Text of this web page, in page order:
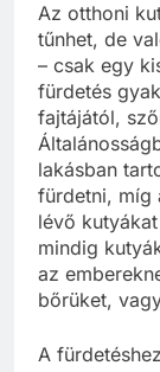
Az otthoni
tűnhet, de
– csak egy
fürdetés
fajtájától,
lakásban
fürdetni, míg
lévő
mindig
az
bőrüket,
A